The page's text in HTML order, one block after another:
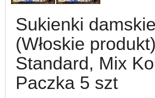
Sukienki damskie
(Włoskie
Standard, Mix
Paczka 5 szt